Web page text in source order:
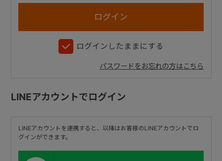
ログインしたままにする
パスワードをお忘れの方はこちら
LINEアカウントでログイン
LINEアカウントを連携すると、以降はお客様のLINEアカウントでロ
グインができます。